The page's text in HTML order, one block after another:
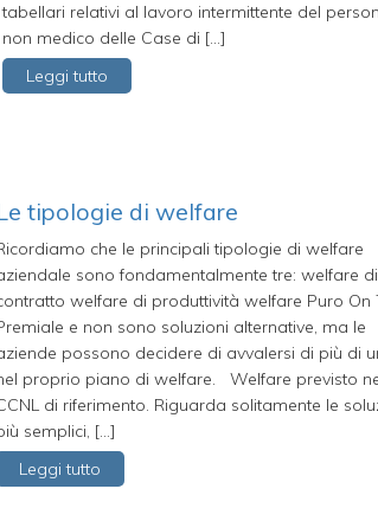
tabellari relativi al lavoro intermittente del
non medico delle Case di […]
Leggi tutto
tipologie di welfare
che le principali tipologie di welfare
sono fondamentalmente tre: welfare di
welfare di produttività welfare Puro On
e non sono soluzioni alternative, ma le
possono decidere di avvalersi di più di
proprio piano di welfare. Welfare previsto
di riferimento. Riguarda solitamente le
semplici, […]
Leggi tutto